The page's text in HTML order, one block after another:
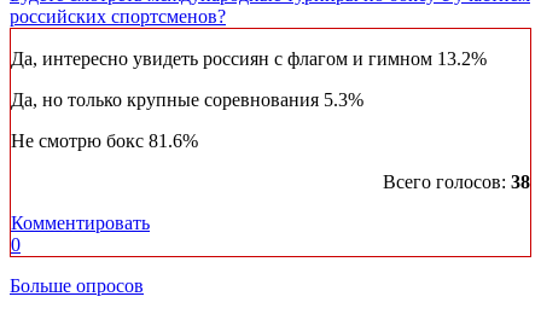
российских спортсменов?
Да, интересно увидеть россиян с флагом и гимном 13.2%
Да, но только крупные соревнования 5.3%
Не смотрю бокс 81.6%
Всего голосов: 38
Комментировать
0
Больше опросов